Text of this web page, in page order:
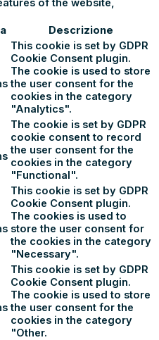
of the website,
Descrizione
This cookie is set by GDPR
Cookie Consent plugin.
The cookie is used to store
the user consent for the
cookies in the category
"Analytics".
The cookie is set by GDPR
cookie consent to record
the user consent for the
cookies in the category
"Functional".
This cookie is set by GDPR
Cookie Consent plugin.
The cookies is used to
store the user consent for
the cookies in the category
"Necessary".
This cookie is set by GDPR
Cookie Consent plugin.
The cookie is used to store
the user consent for the
cookies in the category
"Other.